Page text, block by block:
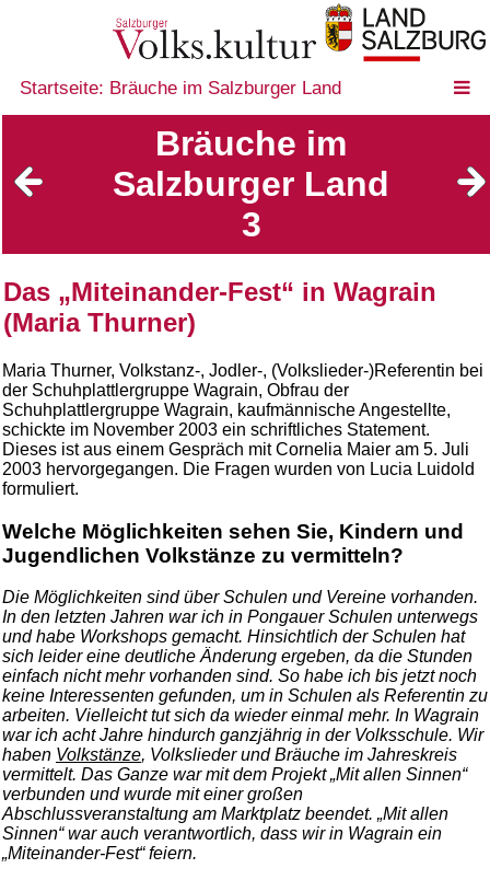
Startseite: Bräuche im Salzburger Land
Bräuche im
Salzburger Land
3
Das „Miteinander-Fest“ in Wagrain
(Maria Thurner)
Maria Thurner, Volkstanz-, Jodler-, (Volkslieder-)Referentin bei
der Schuhplattlergruppe Wagrain, Obfrau der
Schuhplattlergruppe Wagrain, kaufmännische Angestellte,
schickte im November 2003 ein schriftliches Statement.
Dieses ist aus einem Gespräch mit Cornelia Maier am 5. Juli
2003 hervorgegangen. Die Fragen wurden von Lucia Luidold
formuliert.
Welche Möglichkeiten sehen Sie, Kindern und
Jugendlichen Volkstänze zu vermitteln?
Die Möglichkeiten sind über Schulen und Vereine vorhanden.
In den letzten Jahren war ich in Pongauer Schulen unterwegs
und habe Workshops gemacht. Hinsichtlich der Schulen hat
sich leider eine deutliche Änderung ergeben, da die Stunden
einfach nicht mehr vorhanden sind. So habe ich bis jetzt noch
keine Interessenten gefunden, um in Schulen als Referentin zu
arbeiten. Vielleicht tut sich da wieder einmal mehr. In Wagrain
war ich acht Jahre hindurch ganzjährig in der Volksschule. Wir
haben Volkstänze, Volkslieder und Bräuche im Jahreskreis
vermittelt. Das Ganze war mit dem Projekt „Mit allen Sinnen“
verbunden und wurde mit einer großen
Abschlussveranstaltung am Marktplatz beendet. „Mit allen
Sinnen“ war auch verantwortlich, dass wir in Wagrain ein
„Miteinander-Fest“ feiern.